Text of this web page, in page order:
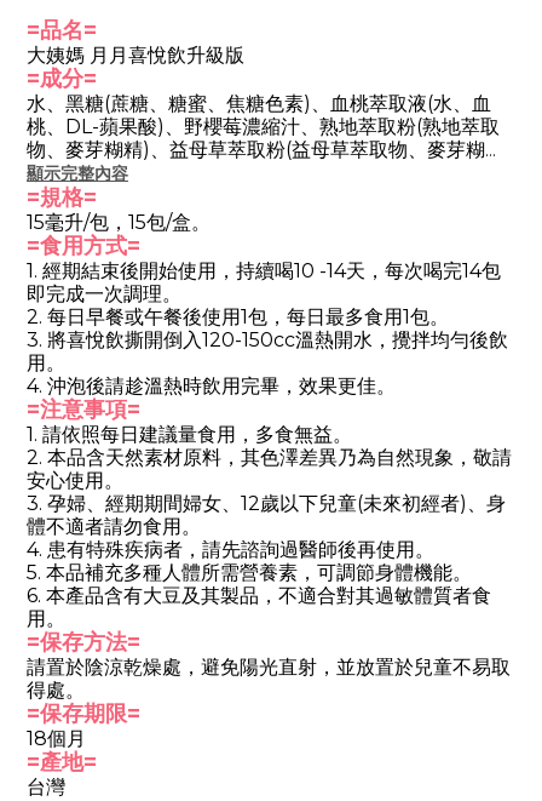
=品名=
大姨媽 月月喜悅飲升級版
=成分=
水、黑糖(蔗糖、糖蜜、焦糖色素)、血桃萃取液(水、血
桃、DL-蘋果酸)、野櫻莓濃縮汁、熟地萃取粉(熟地萃取
物、麥芽糊精)、益母草萃取粉(益母草萃取物、麥芽糊
精)、丹參萃取粉(
(水、陳皮)、
萃取液(水、黃精)、柑橘果膠(
膠、川芎萃取粉
血酸(維生素Ｃ)、大豆卵磷脂、白芍萃取粉、阿拉伯膠、
焦磷酸鐵、肌醇、西洋牡荊果萃取物、紅人參萃取粉
紅
人參取物、麥芽糊精)、桑葚果萃取粉、薑萃取粉(
膠、薑)、甜菊醣苷(甜味劑)、葉酸。
顯示完整內容
=規格=
15毫升/包，15包/盒。
=食用方式=
1. 經期結束後開始使用，持續喝10 -14天，每次喝完14包
即完成一次調理。
2. 每日早餐或午餐後使用1包，每日最多食用1包。
3. 將喜悅飲撕開倒入120-150cc溫熱開水，攪拌均勻後飲
用。
4. 沖泡後請趁溫熱時飲用完畢，效果更佳。
=注意事項=
1. 請依照每日建議量食用，多食無益。
2. 本品含天然素材原料，其色澤差異乃為自然現象，敬請
安心使用。
3. 孕婦、經期期間婦女、12歲以下兒童(未來初經者)、身
體不適者請勿食用。
4. 患有特殊疾病者，請先諮詢過醫師後再使用。
5. 本品補充多種人體所需營養素，可調節身體機能。
6. 本產品含有大豆及其製品，不適合對其過敏體質者食
用。
=保存方法=
請置於陰涼乾燥處，避免陽光直射，並放置於兒童不易取
得處。
=保存期限=
18個月
=產地=
台灣